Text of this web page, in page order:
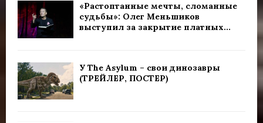
«Растоптанные мечты, сломанные
судьбы»: Олег Меньшиков
выступил за закрытие платных...
У The Asylum – свои динозавры
(ТРЕЙЛЕР, ПОСТЕР)